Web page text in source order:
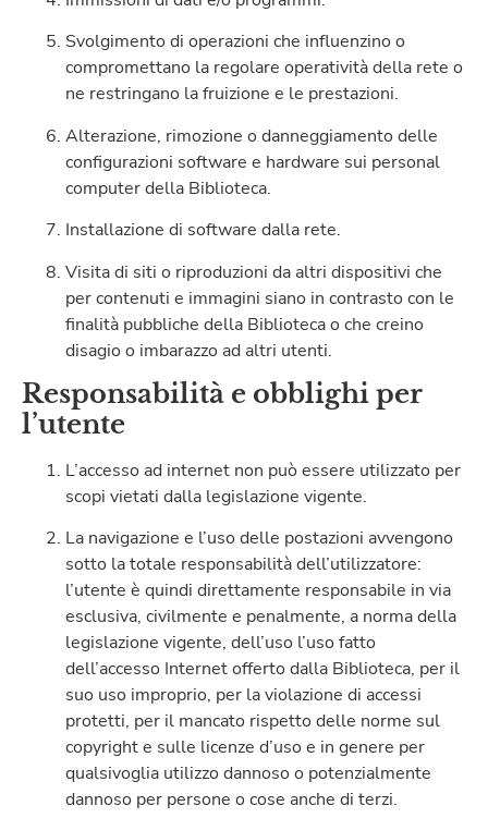
Svolgimento di operazioni che influenzino o
compromettano la regolare operatività della rete o
ne restringano la fruizione e le prestazioni.
Alterazione, rimozione o danneggiamento delle
configurazioni software e hardware sui personal
computer della Biblioteca.
Installazione di software dalla rete.
Visita di siti o riproduzioni da altri dispositivi che
per contenuti e immagini siano in contrasto con le
finalità pubbliche della Biblioteca o che creino
disagio o imbarazzo ad altri utenti.
Responsabilità e obblighi per
l’utente
L’accesso ad internet non può essere utilizzato per
scopi vietati dalla legislazione vigente.
La navigazione e l’uso delle postazioni avvengono
sotto la totale responsabilità dell’utilizzatore:
l’utente è quindi direttamente responsabile in via
esclusiva, civilmente e penalmente, a norma della
legislazione vigente, dell’uso l’uso fatto
dell’accesso Internet offerto dalla Biblioteca, per il
suo uso improprio, per la violazione di accessi
protetti, per il mancato rispetto delle norme sul
copyright e sulle licenze d’uso e in genere per
qualsivoglia utilizzo dannoso o potenzialmente
dannoso per persone o cose anche di terzi.